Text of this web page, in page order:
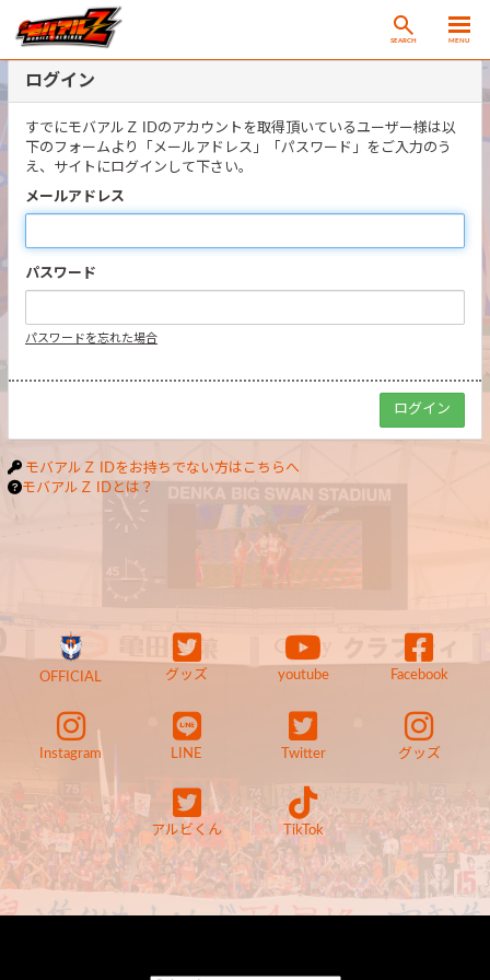
SEARCH MENU
ログイン
すでにモバアルＺ IDのアカウントを取得頂いているユーザー様は以
下のフォームより「メールアドレス」「パスワード」をご入力のう
え、サイトにログインして下さい。
メールアドレス
パスワード
パスワードを忘れた場合
モバアルＺ IDをお持ちでない方はこちらへ
モバアルＺ IDとは？
OFFICIAL グッズ youtube Facebook
Instagram LINE Twitter グッズ
アルビくん TikTok